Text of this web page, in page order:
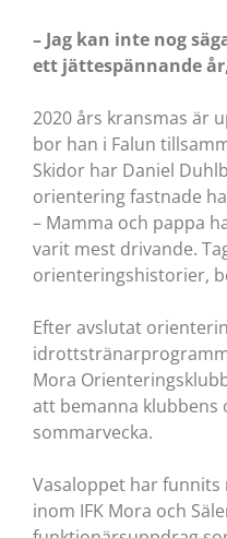
– Jag kan inte nog
ett jättespännande
2020 års kransmas är
bor han i Falun
Skidor har Daniel
orientering fastnade
– Mamma och pappa
varit mest drivande.
orienteringshistorier,
Efter avslutat
Mora
att bemanna klubbens
sommarvecka.
Vasaloppet har funnits
inom IFK Mora och